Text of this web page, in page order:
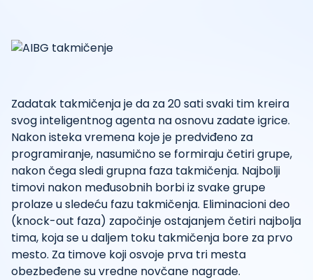
Zadatak takmičenja je da za 20 sati svaki tim kreira
svog inteligentnog agenta na osnovu zadate igrice.
Nakon isteka vremena koje je predviđeno za
programiranje, nasumično se formiraju četiri grupe,
nakon čega sledi grupna faza takmičenja. Najbolji
timovi nakon međusobnih borbi iz svake grupe
prolaze u sledeću fazu takmičenja. Eliminacioni deo
(knock-out faza) započinje ostajanjem četiri najbolja
tima, koja se u daljem toku takmičenja bore za prvo
mesto. Za timove koji osvoje prva tri mesta
obezbeđene su vredne novčane nagrade.